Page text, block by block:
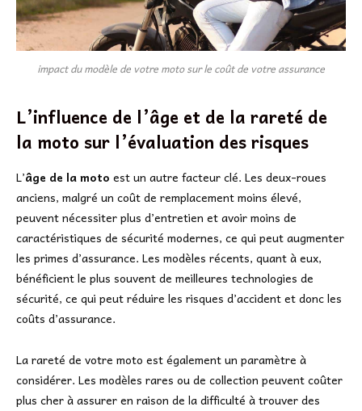
impact du modèle de votre moto sur le coût de votre assurance
L’influence de l’âge et de la rareté de
la moto sur l’évaluation des risques
L’âge de la moto est un autre facteur clé. Les deux-roues
anciens, malgré un coût de remplacement moins élevé,
peuvent nécessiter plus d’entretien et avoir moins de
caractéristiques de sécurité modernes, ce qui peut augmenter
les primes d’assurance. Les modèles récents, quant à eux,
bénéficient le plus souvent de meilleures technologies de
sécurité, ce qui peut réduire les risques d’accident et donc les
coûts d’assurance.
La rareté de votre moto est également un paramètre à
considérer. Les modèles rares ou de collection peuvent coûter
plus cher à assurer en raison de la difficulté à trouver des